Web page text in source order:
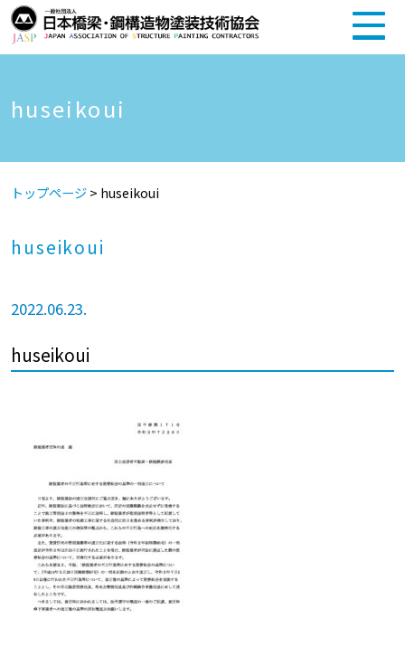
huseikoui
トップページ> huseikoui
huseikoui
2022.06.23.
huseikoui